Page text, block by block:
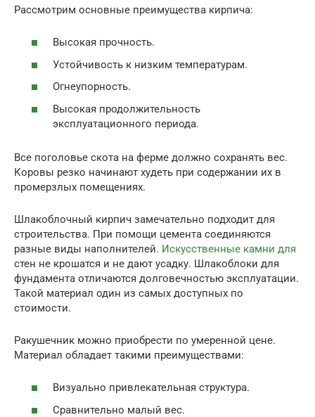
Рассмотрим основные преимущества кирпича:
Высокая прочность.
Устойчивость к низким температурам.
Огнеупорность.
Высокая продолжительность
эксплуатационного периода.
Все поголовье скота на ферме должно сохранять вес.
Коровы резко начинают худеть при содержании их в
промерзлых помещениях.
Шлакоблочный кирпич замечательно подходит для
строительства. При помощи цемента соединяются
разные виды наполнителей. Искусственные камни для
стен не крошатся и не дают усадку. Шлакоблоки для
фундамента отличаются долговечностью эксплуатации.
Такой материал один из самых доступных по
стоимости.
Ракушечник можно приобрести по умеренной цене.
Материал обладает такими преимуществами:
Визуально привлекательная структура.
Сравнительно малый вес.